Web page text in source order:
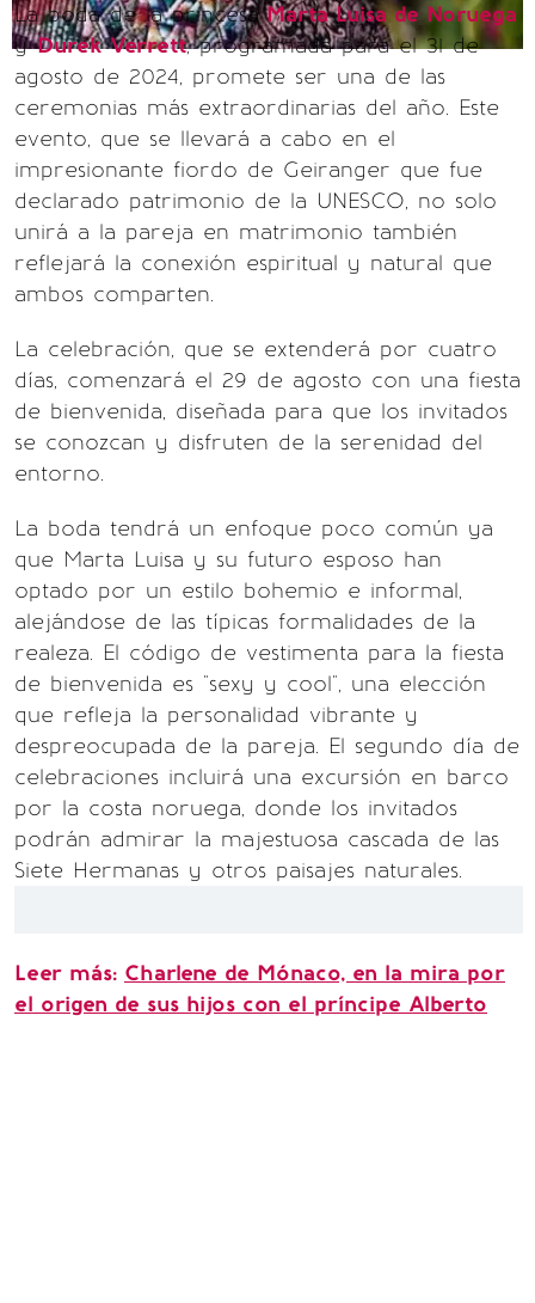
La boda de la princesaMarta Luisa de Noruega
yDurek Verrett, programada para el 31 de
agosto de 2024, promete ser una de las
ceremonias más extraordinarias del año. Este
evento, que se llevará a cabo en el
impresionante fiordo de Geiranger que fue
declarado patrimonio de la UNESCO, no solo
unirá a la pareja en matrimonio también
reflejará la conexión espiritual y natural que
ambos comparten.
La celebración, que se extenderá por cuatro
días, comenzará el 29 de agosto con una fiesta
de bienvenida, diseñada para que los invitados
se conozcan y disfruten de la serenidad del
entorno.
La boda tendrá un enfoque poco común ya
que Marta Luisa y su futuro esposo han
optado por un estilo bohemio e informal,
alejándose de las típicas formalidades de la
realeza. El código de vestimenta para la fiesta
de bienvenida es "sexy y cool", una elección
que refleja la personalidad vibrante y
despreocupada de la pareja. El segundo día de
celebraciones incluirá una excursión en barco
por la costa noruega, donde los invitados
podrán admirar la majestuosa cascada de las
Siete Hermanas y otros paisajes naturales.
Leer más: Charlene de Mónaco, en la mira por
el origen de sus hijos con el príncipe Alberto